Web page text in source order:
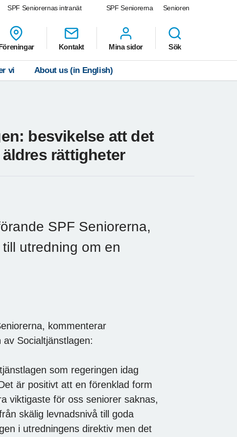
SPF Seniorerna Senioren
SPF Seniorernas intranät
Kontakt Mina sidor Sök
vi About us (in English)
besvikelse att det
rättigheter
SPF Seniorerna,
utredning om en
kommenterar
Socialtjänstlagen:
som regeringen idag
är positivt att en förenklad form
viktigaste för oss seniorer saknas,
skälig levnadsnivå till goda
i utredningens direktiv men det